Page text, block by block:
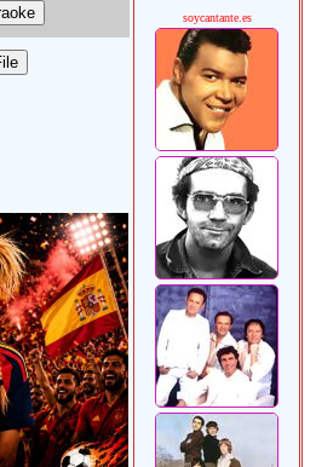
soycantante.es